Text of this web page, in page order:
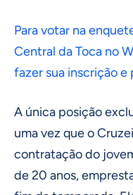
Para votar na
Central da Toca no
fazer sua inscrição e
A única posição
uma vez que o
contratação do
de 20 anos,